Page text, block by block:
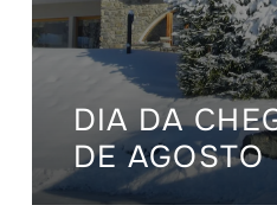
DIA DA
DE AGOSTO